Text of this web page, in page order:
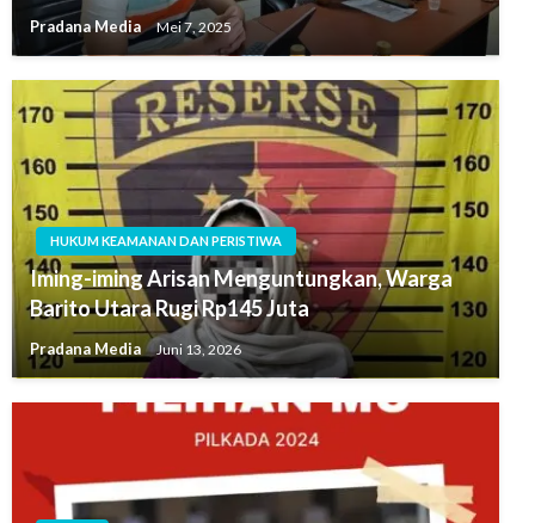
Pradana Media Mei 7, 2025
HUKUM KEAMANAN DAN PERISTIWA
Iming-iming Arisan Menguntungkan, Warga
Barito Utara Rugi Rp145 Juta
Pradana Media Juni 13, 2026